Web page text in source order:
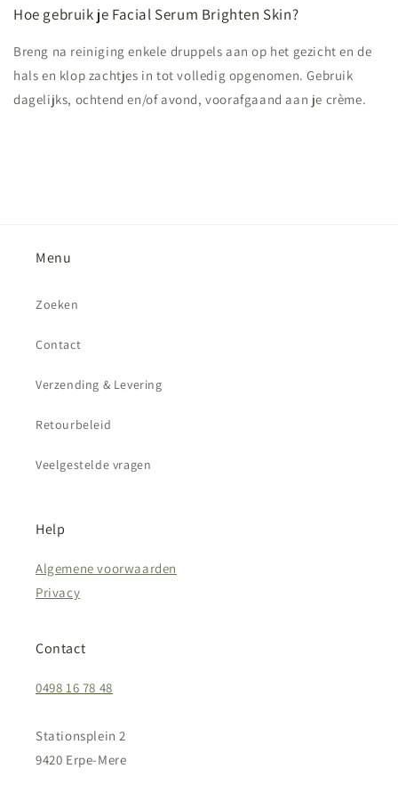
Hoe gebruik je Facial Serum Brighten Skin?
Breng na reiniging enkele druppels aan op het gezicht en de
hals en klop zachtjes in tot volledig opgenomen. Gebruik
dagelijks, ochtend en/of avond, voorafgaand aan je crème.
Menu
Zoeken
Contact
Verzending & Levering
Retourbeleid
Veelgestelde vragen
Help
Algemene voorwaarden
Privacy
Contact
0498 16 78 48
Stationsplein 2
9420 Erpe-Mere